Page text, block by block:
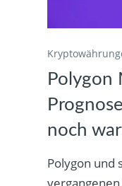
Polygon
noch
Polygon und